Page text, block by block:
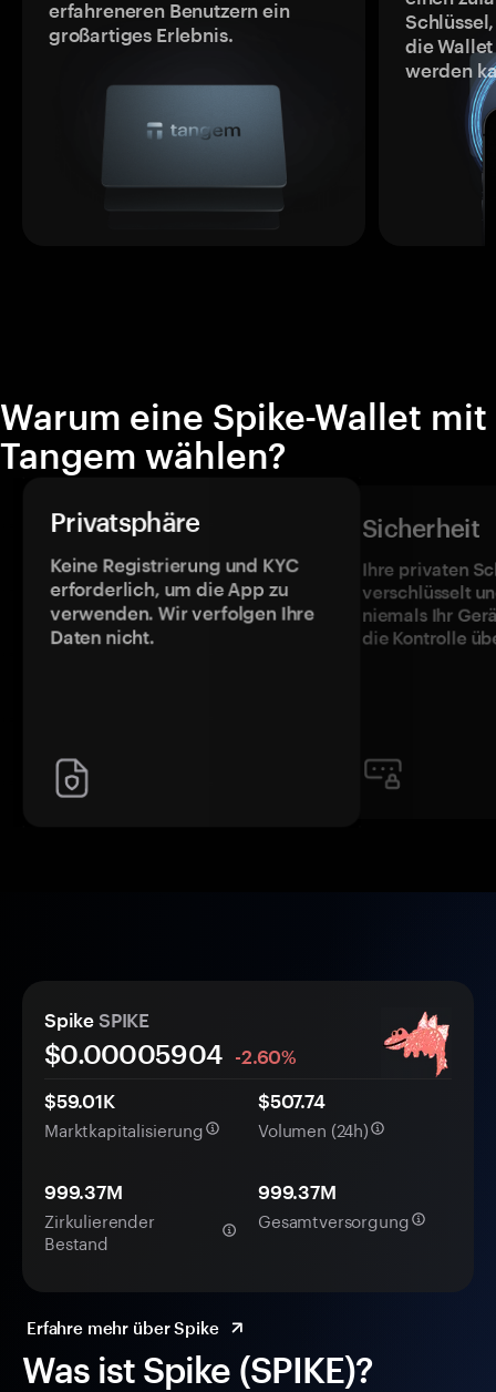
erfahreneren Benutzern ein
großartiges Erlebnis.
die
werden
Warum eine Spike-Wallet mit
Tangem wählen?
Privatsphäre
Keine Registrierung und KYC
erforderlich, um die App zu
verwenden. Wir verfolgen Ihre
Daten nicht.
Sicherheit
Ihre privaten
verschlüsselt
niemals Ihr
die Kontrolle
Was ist Spike (SPIKE)?
Spike SPIKE
$0.00005904
-2.60%
$59.01K
Marktkapitalisierung
$507.74
Volumen (24h)
999.37M
Zirkulierender
Bestand
999.37M
Gesamtversorgung
Erfahre mehr über Spike